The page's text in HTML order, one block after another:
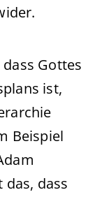
Gottes
ist,
Beispiel
das, dass